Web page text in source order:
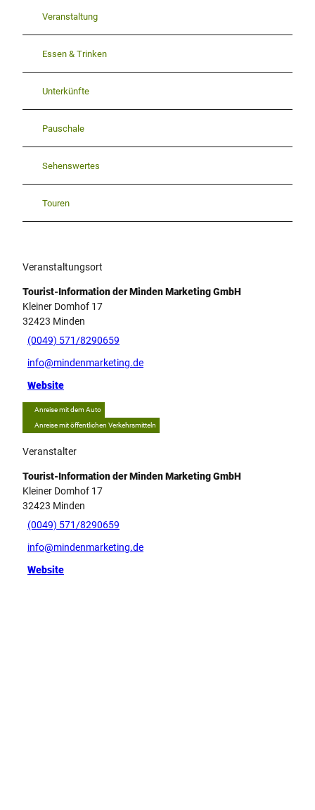
Veranstaltung
Essen & Trinken
Unterkünfte
Pauschale
Sehenswertes
Touren
Veranstaltungsort
Tourist-Information der Minden Marketing GmbH
Kleiner Domhof 17
32423 Minden
(0049) 571/8290659
info@mindenmarketing.de
Website
Anreise mit dem Auto
Anreise mit öffentlichen Verkehrsmitteln
Veranstalter
Tourist-Information der Minden Marketing GmbH
Kleiner Domhof 17
32423 Minden
(0049) 571/8290659
info@mindenmarketing.de
Website